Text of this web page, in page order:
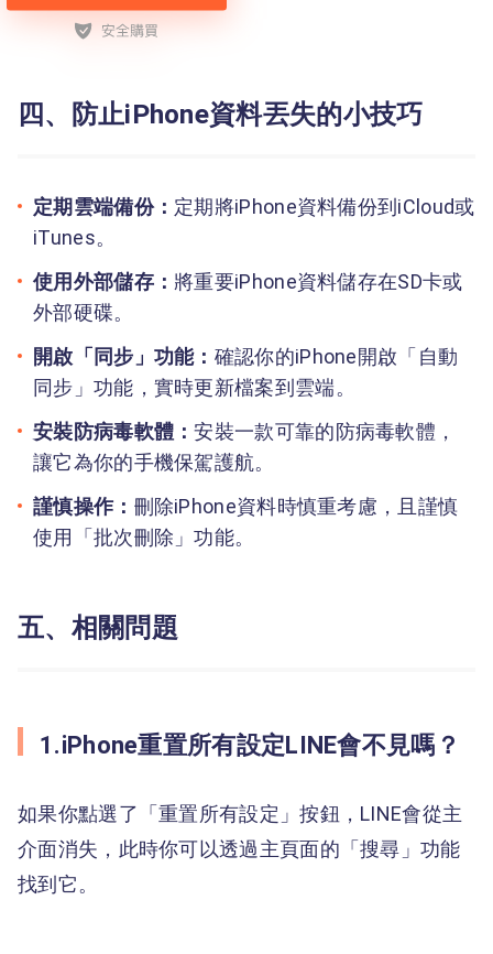
四、防止iPhone資料丟失的小技巧
定期雲端備份： 定期將iPhone資料備份到iCloud或
iTunes。
使用外部儲存： 將重要iPhone資料儲存在SD卡或
外部硬碟。
開啟「同步」功能： 確認你的iPhone開啟「自動
同步」功能，實時更新檔案到雲端。
安裝防病毒軟體：安裝一款可靠的防病毒軟體，
讓它為你的手機保駕護航。
謹慎操作： 刪除iPhone資料時慎重考慮，且謹慎
使用「批次刪除」功能。
五、相關問題
1.iPhone重置所有設定LINE會不見嗎？
如果你點選了「重置所有設定」按鈕，LINE會從主
介面消失，此時你可以透過主頁面的「搜尋」功能
找到它。